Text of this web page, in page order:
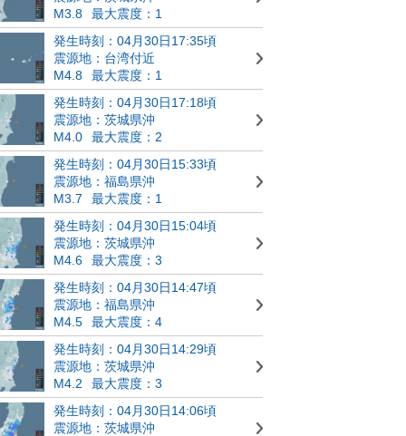
M3.8
最大震度：1
発生時刻：04月30日17:35頃
震源地：台湾付近
M4.8
最大震度：1
発生時刻：04月30日17:18頃
震源地：茨城県沖
M4.0
最大震度：2
発生時刻：04月30日15:33頃
震源地：福島県沖
M3.7
最大震度：1
発生時刻：04月30日15:04頃
震源地：茨城県沖
M4.6
最大震度：3
発生時刻：04月30日14:47頃
震源地：福島県沖
M4.5
最大震度：4
発生時刻：04月30日14:29頃
震源地：茨城県沖
M4.2
最大震度：3
発生時刻：04月30日14:06頃
震源地：茨城県沖